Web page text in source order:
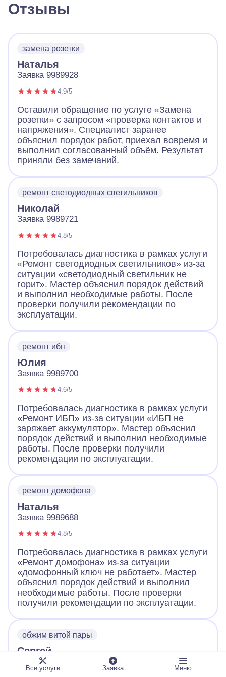
Отзывы
замена розетки
Наталья
Заявка 9989928
4.9/5
Оставили обращение по услуге «Замена
розетки» с запросом «проверка контактов и
напряжения». Специалист заранее
объяснил порядок работ, приехал вовремя и
выполнил согласованный объём. Результат
приняли без замечаний.
ремонт светодиодных светильников
Николай
Заявка 9989721
4.8/5
Потребовалась диагностика в рамках услуги
«Ремонт светодиодных светильников» из-за
ситуации «светодиодный светильник не
горит». Мастер объяснил порядок действий
и выполнил необходимые работы. После
проверки получили рекомендации по
эксплуатации.
ремонт ибп
Юлия
Заявка 9989700
4.6/5
Потребовалась диагностика в рамках услуги
«Ремонт ИБП» из-за ситуации «ИБП не
заряжает аккумулятор». Мастер объяснил
порядок действий и выполнил необходимые
работы. После проверки получили
рекомендации по эксплуатации.
ремонт домофона
Наталья
Заявка 9989688
4.8/5
Потребовалась диагностика в рамках услуги
«Ремонт домофона» из-за ситуации
«домофонный ключ не работает». Мастер
объяснил порядок действий и выполнил
необходимые работы. После проверки
получили рекомендации по эксплуатации.
обжим витой пары
Сергей
Заявка 9989661
Все услуги Заявка Меню